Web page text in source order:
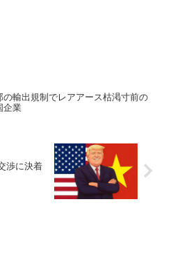
の輸出規制でレアアース枯渇寸前の
企業
渉に決着